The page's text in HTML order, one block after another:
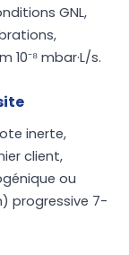
GNL,
mbar·L/s.
inerte,
client,
ou
progressive 7-